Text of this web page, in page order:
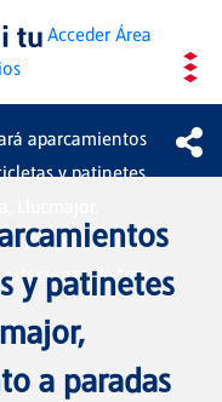
AccederÁrea
aparcamientos
y patinetes
junto a paradas
de tren
y patinetes
a paradas